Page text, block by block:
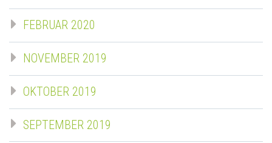
FEBRUAR 2020
NOVEMBER 2019
OKTOBER 2019
SEPTEMBER 2019